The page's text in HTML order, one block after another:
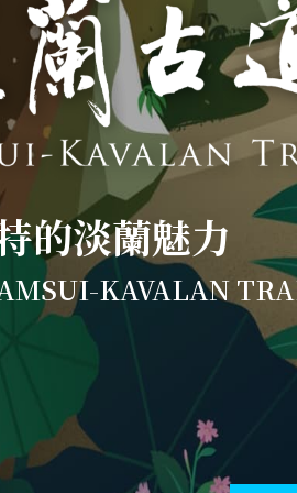
的淡蘭魅力
KAVALAN